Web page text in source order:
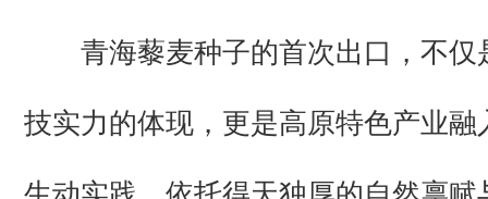
青海藜麦种子的首次出口，不仅
技实力的体现，更是高原特色产业融